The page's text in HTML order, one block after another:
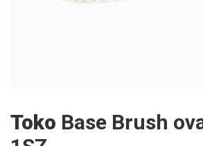
Toko Base Brush